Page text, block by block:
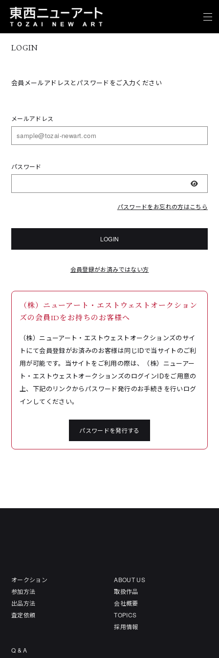
LOGIN
会員メールアドレスとパスワードをご入力ください
メールアドレス
パスワード
表示
パスワードをお忘れの方はこちら
LOGIN
会員登録がお済みではない方
（株）ニューアート・エストウェストオークション
ズの会員IDをお持ちのお客様へ
（株）ニューアート・エストウェストオークションズのサイ
トにて会員登録がお済みのお客様は同じIDで当サイトのご利
用が可能です。当サイトをご利用の際は、（株）ニューアー
ト・エストウェストオークションズのログインIDをご用意の
上、下記のリンクからパスワード発行のお手続きを行いログ
インしてください。
パスワードを発行する
オークション
参加方法
出品方法
査定依頼
ABOUT US
取扱作品
会社概要
TOPICS
採用情報
Q & A